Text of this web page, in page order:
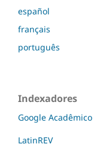
español
français
português
Indexadores
Google Acadêmico
LatinREV